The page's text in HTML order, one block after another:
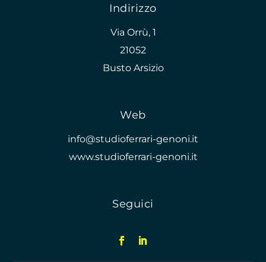
Indirizzo
Via Orrù, 1
21052
Busto Arsizio
Web
info@studioferrari-genoni.it
www.studioferrari-genoni.it
Seguici